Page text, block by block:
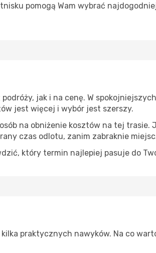
pomogą Wam wybrać
jak i na cenę. W
jest więcej i wybór jest szerszy.
na obniżenie kosztów na tej trasie.
czas odlotu, zanim zabraknie
który termin najlepiej pasuje do
praktycznych nawyków. Na co